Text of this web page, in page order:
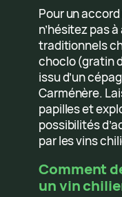
Pour un
n’hésitez pas
traditionnels
choclo (gratin
issu d’un
Carménère.
papilles et
possibilités
par les vins
Comment
un vin